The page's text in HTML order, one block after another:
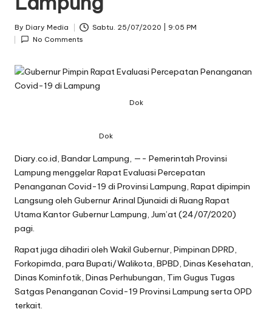
Posted
by
By Diary Media
Sabtu. 25/07/2020 | 9:05 PM
No Comments
Dok
Dok
Diary.co.id, Bandar Lampung, —- Pemerintah Provinsi
Lampung menggelar Rapat Evaluasi Percepatan
Penanganan Covid-19 di Provinsi Lampung, Rapat dipimpin
Langsung oleh Gubernur Arinal Djunaidi di Ruang Rapat
Utama Kantor Gubernur Lampung, Jum’at (24/07/2020)
pagi.
Rapat juga dihadiri oleh Wakil Gubernur, Pimpinan DPRD,
Forkopimda, para Bupati/Walikota, BPBD, Dinas Kesehatan,
Dinas Kominfotik, Dinas Perhubungan, Tim Gugus Tugas
Satgas Penanganan Covid-19 Provinsi Lampung serta OPD
terkait.